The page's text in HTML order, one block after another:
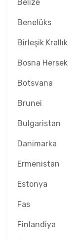
Belize
Benelüks
Birleşik Krallık
Bosna Hersek
Botsvana
Brunei
Bulgaristan
Danimarka
Ermenistan
Estonya
Fas
Finlandiya